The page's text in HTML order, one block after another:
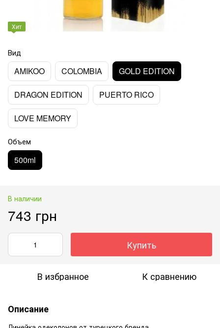
Хит
Вид
AMIKOO COLOMBIA GOLD EDITION
DRAGON EDITION PUERTO RICO
LOVE MEMORY
Объем
500ml
В наличии
743 грн
Купить
В избранное К сравнению
Описание